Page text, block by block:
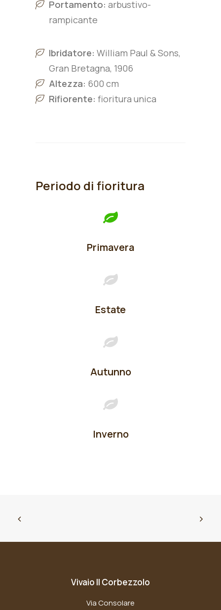
Portamento: arbustivo-
rampicante
Ibridatore: William Paul & Sons,
Gran Bretagna, 1906
Altezza: 600 cm
Rifiorente: fioritura unica
Periodo di fioritura
Primavera
Estate
Autunno
Inverno
Vivaio Il Corbezzolo
Via Consolare